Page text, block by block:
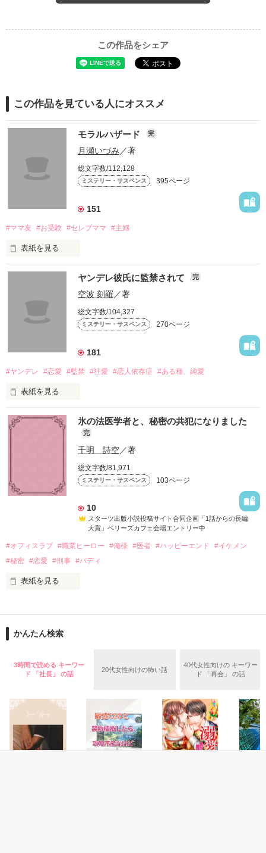
この作品をシェア
この作品を見ている人にオススメ
モラルハザード 完
月瀬いづみ ／著
総文字数/112,128
ミステリー・サスペンス 395ページ
151
#ママ友 #お受験 #セレブママ #主婦
表紙を見る
セレブママが集まる自由が丘のカフェで
ある女が警察に捕まる。
自分も子供も着飾り、有名な幼児教室に通う女に
いったい、何があったのか？
幼児教室で出会った、奈美、杏子、真琴。
３人は日々の子育てのことや日常のことをブログに綴っていく
お互いの日常を垣間見ることになり
彼女らのモラル（倫理、道徳）が壊れ始め…
モラルハザードを起こす…
＊モラルハザード
倫理の欠如。倫理観や道徳的節度がなくなり，社会的な責任を
果たさないこと。
ヤンデレ彼氏に監禁されて 完
空波 刻羅 ／著
総文字数/104,327
ミステリー・サスペンス 270ページ
181
#ヤンデレ #恋愛 #監禁 #狂愛 #恋人依存症 #ある種、純愛
表紙を見る
大学二年の冬のこと
｢久しぶり。いやぁ、脱獄するのに苦労したよ｣
爽やかに語る囚人
｢君に会うために、俺、頑張ったんだよ。
ああ、もう離さない｣
彼が、帰ってきた
そう理解するのには大分時間がかかり
※2009年2月15日完結作品。
氷の法医学者と、秘密の共犯になりました
完
千明 詩空／著
総文字数/81,971
ミステリー・サスペンス 103ページ
10
スターツ出版小説投稿サイト合同企画「1話からの長編
大賞」ベリーズカフェ会場エントリー中
#オフィスラブ #職業ヒーロー #俺様 #医者 #ハッピーエンド
#イケメン
#秘密 #恋愛 #刑事 #バディ
表紙を見る
集部おすすめ作品
かんたん検索
3時間で読める キーワー
ド 「社長」 の話
20代女性向けの怖い話
40代女性向けの キーワー
ド 「再会」 の話